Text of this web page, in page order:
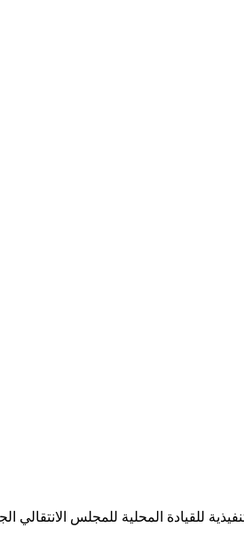
للقيادة المحلية للمجلس